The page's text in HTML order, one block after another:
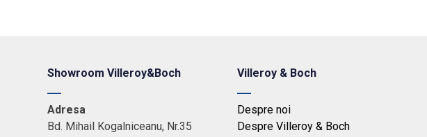
Showroom Villeroy&Boch
Adresa
Bd. Mihail Kogalniceanu, Nr.35
Villeroy & Boch
Despre noi
Despre Villeroy & Boch